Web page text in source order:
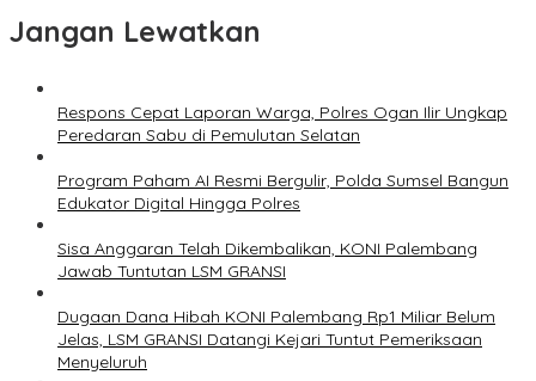
Jangan Lewatkan
Respons Cepat Laporan Warga, Polres Ogan Ilir Ungkap
Peredaran Sabu di Pemulutan Selatan
Program Paham AI Resmi Bergulir, Polda Sumsel Bangun
Edukator Digital Hingga Polres
Sisa Anggaran Telah Dikembalikan, KONI Palembang
Jawab Tuntutan LSM GRANSI
Dugaan Dana Hibah KONI Palembang Rp1 Miliar Belum
Jelas, LSM GRANSI Datangi Kejari Tuntut Pemeriksaan
Menyeluruh